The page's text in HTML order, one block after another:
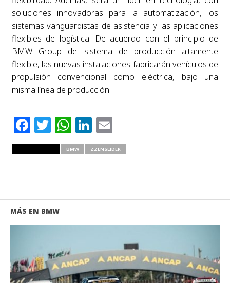
soluciones innovadoras para la automatización, los
sistemas vanguardistas de asistencia y las aplicaciones
flexibles de logística. De acuerdo con el principio de
BMW Group del sistema de producción altamente
flexible, las nuevas instalaciones fabricarán vehículos de
propulsión convencional como eléctrica, bajo una
misma línea de producción.
Facebook
Twitter
WhatsApp
LinkedIn
Email
BMW ZZENSLIDER
MÁS EN BMW